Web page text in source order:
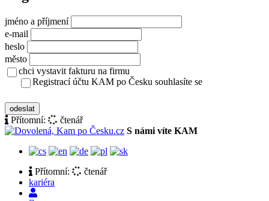
jméno a příjmení
e-mail
heslo
město
chci vystavit fakturu na firmu
Registrací účtu KAM po Česku souhlasíte se
odeslat
Přítomní:
čtenář
S námi víte KAM
Přítomní:
čtenář
kariéra